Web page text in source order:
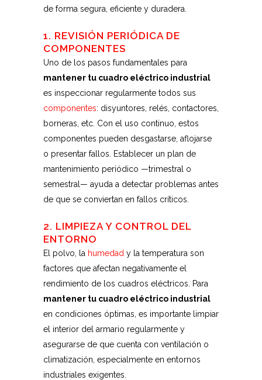
de forma segura, eficiente y duradera.
1. REVISIÓN PERIÓDICA DE
COMPONENTES
Uno de los pasos fundamentales para
mantener tu cuadro eléctrico industrial
es inspeccionar regularmente todos sus
componentes: disyuntores, relés, contactores,
borneras, etc. Con el uso continuo, estos
componentes pueden desgastarse, aflojarse
o presentar fallos. Establecer un plan de
mantenimiento periódico —trimestral o
semestral— ayuda a detectar problemas antes
de que se conviertan en fallos críticos.
2. LIMPIEZA Y CONTROL DEL
ENTORNO
El polvo, la humedad y la temperatura son
factores que afectan negativamente el
rendimiento de los cuadros eléctricos. Para
mantener tu cuadro eléctrico industrial
en condiciones óptimas, es importante limpiar
el interior del armario regularmente y
asegurarse de que cuenta con ventilación o
climatización, especialmente en entornos
industriales exigentes.